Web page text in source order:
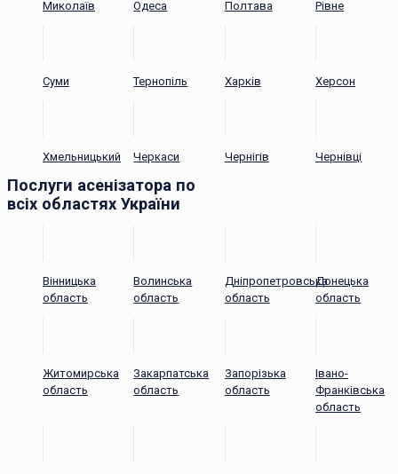
Миколаїв Одеса Полтава Рівне
Суми Тернопіль Харків Херсон
Хмельницький Черкаси Чернігів Чернівці
Послуги асенізатора по
всіх областях України
Вінницька
область
Волинська
область
Дніпропетровська
область
Донецька
область
Житомирська
область
Закарпатська
область
Запорізька
область
Івано-
Франківська
область